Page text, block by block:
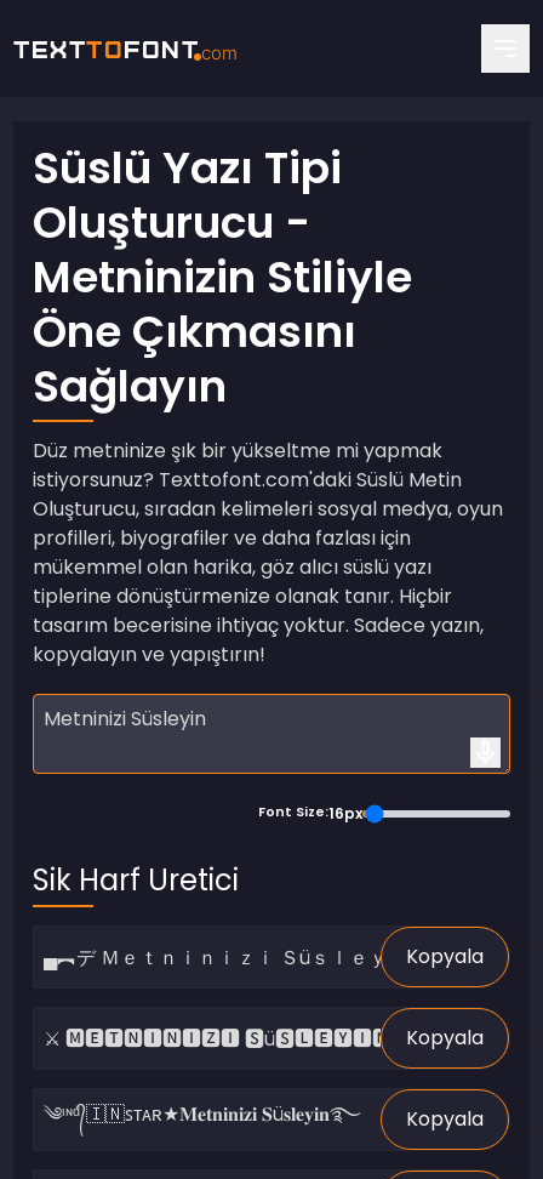
TextToFontcom
Süslü Yazı Tipi
Oluşturucu -
Metninizin Stiliyle
Öne Çıkmasını
Sağlayın
Düz metninize şık bir yükseltme mi yapmak
istiyorsunuz? Texttofont.com'daki Süslü Metin
Oluşturucu, sıradan kelimeleri sosyal medya, oyun
profilleri, biyografiler ve daha fazlası için
mükemmel olan harika, göz alıcı süslü yazı
tiplerine dönüştürmenize olanak tanır. Hiçbir
tasarım becerisine ihtiyaç yoktur. Sadece yazın,
kopyalayın ve yapıştırın!
Font Size:16px
Sik Harf Uretici
Kopyala
Kopyala
Kopyala